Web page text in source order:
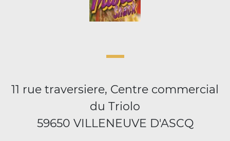
11 rue traversiere, Centre commercial
du Triolo
59650 VILLENEUVE D'ASCQ